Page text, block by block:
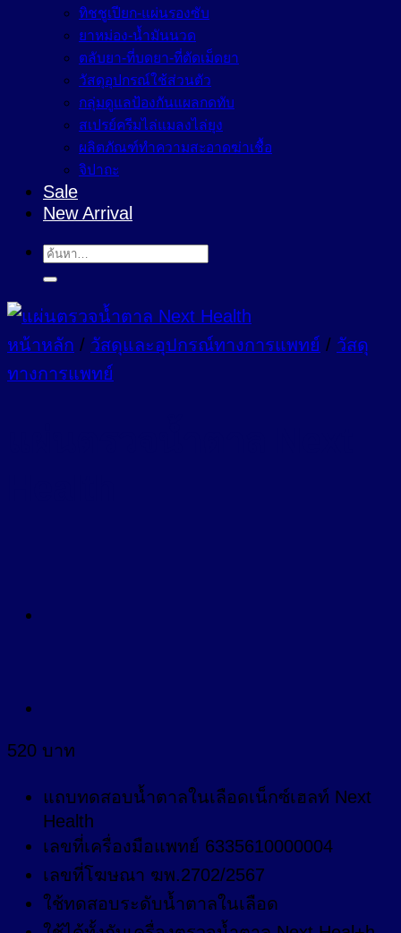
ทิชชูเปียก-แผ่นรองซับ
ยาหม่อง-น้ำมันนวด
ตลับยา-ที่บดยา-ที่ตัดเม็ดยา
วัสดุอุปกรณ์ใช้ส่วนตัว
กลุ่มดูแลป้องกันแผลกดทับ
สเปรย์ครีมไล่แมลงไล่ยุง
ผลิตภัณฑ์ทำความสะอาดฆ่าเชื้อ
จิปาถะ
Sale
New Arrival
ค้นหา:
หน้าหลัก / วัสดุและอุปกรณ์ทางการแพทย์ / วัสดุ
ทางการแพทย์
520 บาท
แถบทดสอบน้ำตาลในเลือดเน็กซ์เฮลท์ Next
Health
เลขที่เครื่องมือแพทย์ 6335610000004
เลขที่โฆษณา ฆพ.2702/2567
ใช้ทดสอบระดับน้ำตาลในเลือด